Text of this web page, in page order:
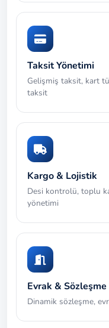
Taksit Yönetimi
Gelişmiş taksit, kart
taksit
Kargo & Lojistik
Desi kontrolü, toplu
yönetimi
Evrak & Sözleşme
Dinamik sözleşme,